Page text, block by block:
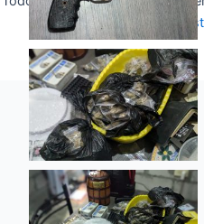
gracias a Tema